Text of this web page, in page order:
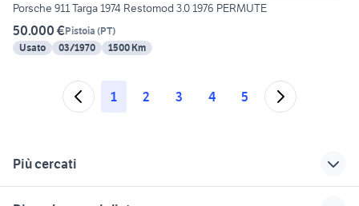
Porsche 911 Targa 1974 Restomod 3.0 1976 PERMUTE
50.000 €Pistoia (PT)
Usato
03/1970 1500 Km
1 2 3 4 5
Più cercati